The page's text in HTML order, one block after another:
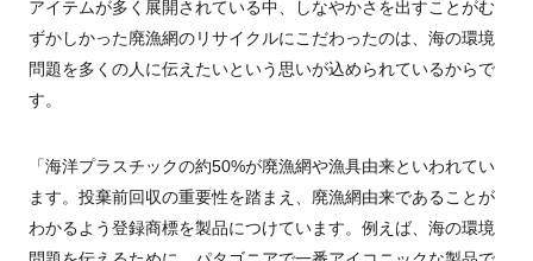
アイテムが多く展開されている中、しなやかさを出すことがむ
ずかしかった廃漁網のリサイクルにこだわったのは、海の環境
問題を多くの人に伝えたいという思いが込められているからで
す。
「海洋プラスチックの約50%が廃漁網や漁具由来といわれてい
ます。投棄前回収の重要性を踏まえ、廃漁網由来であることが
わかるよう登録商標を製品につけています。例えば、海の環境